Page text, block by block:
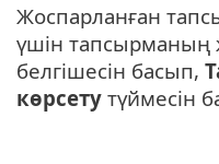
Жоспарланған
үшін тапсырманың
белгішесін басып,
көрсету түймесін